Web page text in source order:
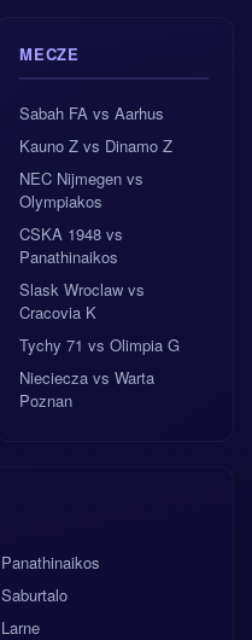
MECZE
Sabah FA vs Aarhus
Kauno Z vs Dinamo Z
NEC Nijmegen vs
Olympiakos
CSKA 1948 vs
Panathinaikos
Slask Wroclaw vs
Cracovia K
Tychy 71 vs Olimpia G
Nieciecza vs Warta
Poznan
Panathinaikos
Saburtalo
Larne